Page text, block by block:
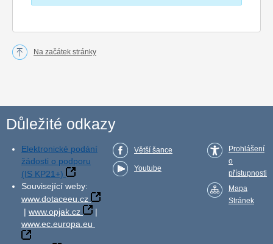
Na začátek stránky
Důležité odkazy
Elektronické podání
žádosti o podporu
(IS KP21+)
Související weby:
www.dotaceeu.cz
| www.opjak.cz
|
www.ec.europa.eu
Větší šance
Youtube
Prohlášení
o
přístupnosti
Mapa
Stránek